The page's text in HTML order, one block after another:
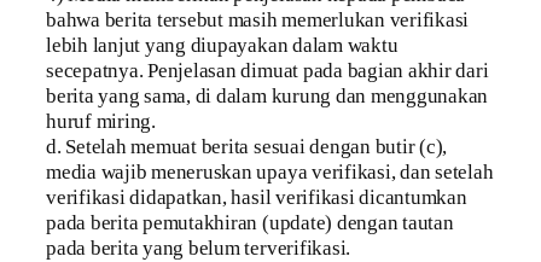
bahwa berita tersebut masih memerlukan verifikasi
lebih lanjut yang diupayakan dalam waktu
secepatnya. Penjelasan dimuat pada bagian akhir dari
berita yang sama, di dalam kurung dan menggunakan
huruf miring.
d. Setelah memuat berita sesuai dengan butir (c),
media wajib meneruskan upaya verifikasi, dan setelah
verifikasi didapatkan, hasil verifikasi dicantumkan
pada berita pemutakhiran (update) dengan tautan
pada berita yang belum terverifikasi.